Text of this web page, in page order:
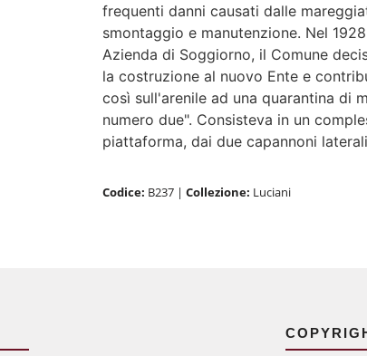
frequenti danni causati dalle
smontaggio e manutenzione. Nel
Azienda di Soggiorno, il Comune
la costruzione al nuovo Ente e
così sull'arenile ad una quarantina di
numero due". Consisteva in un
piattaforma, dai due capannoni
Codice: B237 | Collezione: Luciani